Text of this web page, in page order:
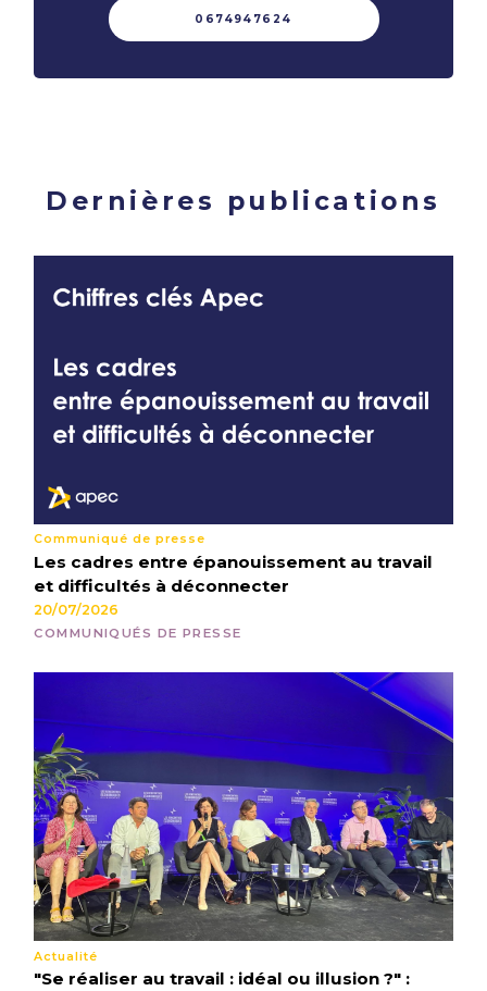
0674947624
Dernières publications
Communiqué de presse
Les cadres entre épanouissement au travail
et difficultés à déconnecter
20/07/2026
COMMUNIQUÉS DE PRESSE
Actualité
"Se réaliser au travail : idéal ou illusion ?" :